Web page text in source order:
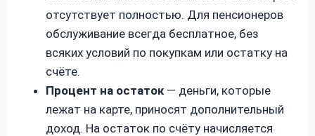
отсутствует полностью. Для пенсионеров
обслуживание всегда бесплатное, без
всяких условий по покупкам или остатку на
счёте.
Процент на остаток — деньги, которые
лежат на карте, приносят дополнительный
доход. На остаток по счёту начисляется